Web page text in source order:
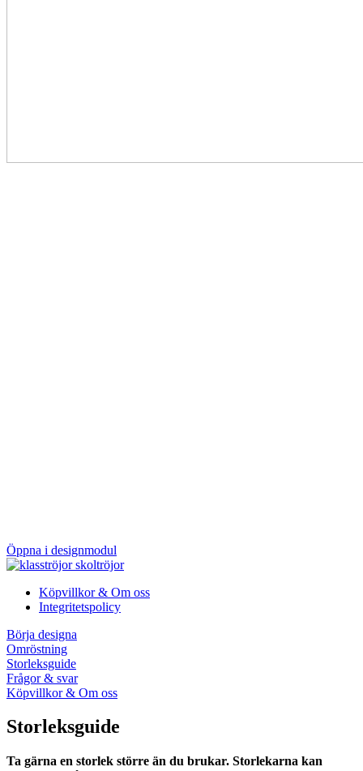
Öppna i designmodul
Köpvillkor & Om oss
Integritetspolicy
Börja designa
Omröstning
Storleksguide
Frågor & svar
Köpvillkor & Om oss
Storleksguide
Ta gärna en storlek större än du brukar. Storlekarna kan